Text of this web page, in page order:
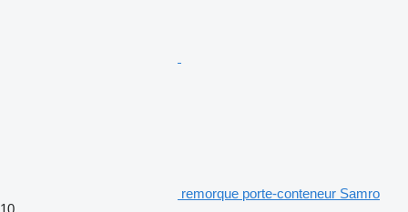
remorque porte-conteneur Samro
10